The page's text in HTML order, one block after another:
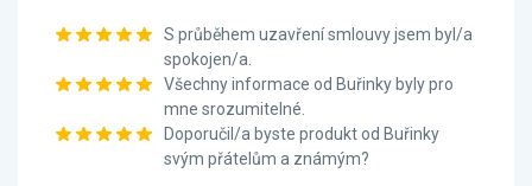
S průběhem uzavření smlouvy jsem byl/a
spokojen/a.
Všechny informace od Buřinky byly pro
mne srozumitelné.
Doporučil/a byste produkt od Buřinky
svým přátelům a známým?